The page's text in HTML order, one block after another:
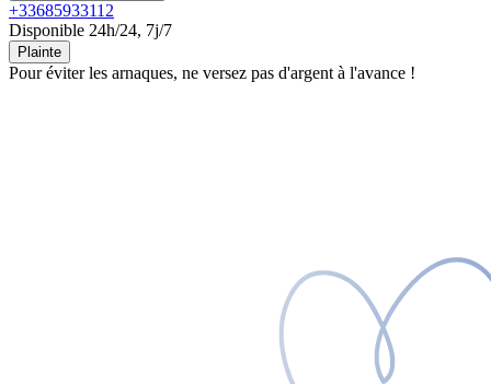
+33685933112
Disponible 24h/24, 7j/7
Plainte
Pour éviter les arnaques, ne versez pas d'argent à l'avance !